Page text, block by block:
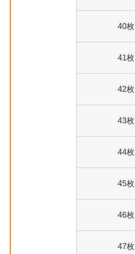
40枚
41枚
42枚
43枚
44枚
45枚
46枚
47枚